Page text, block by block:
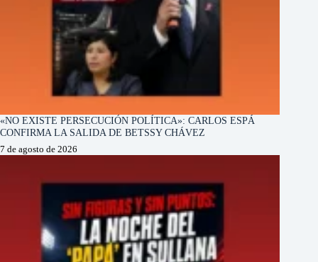
«NO EXISTE PERSECUCIÓN POLÍTICA»: CARLOS ESPÁ
CONFIRMA LA SALIDA DE BETSSY CHÁVEZ
7 de agosto de 2026